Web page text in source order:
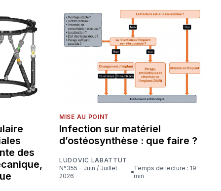
des
MISE AU POINT
Infection sur matériel
d’ostéosynthèse : que faire ?
LUDOVIC LABATTUT
N°355 - Juin / Juillet
2026
Temps de lecture : 19
min